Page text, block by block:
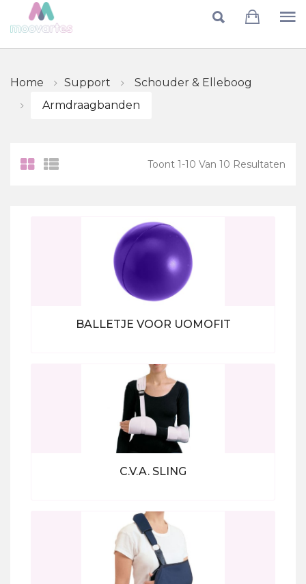
Skip to main content
Home Support
Schouder & Elleboog
Armdraagbanden
Toont 1-10 Van 10 Resultaten
BALLETJE VOOR UOMOFIT
Bekijk alle producten
C.V.A. SLING
Bekijk alle producten